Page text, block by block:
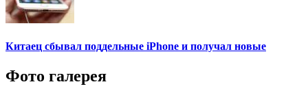
Китаец сбывал поддельные iPhone и получал новые
Фото галерея